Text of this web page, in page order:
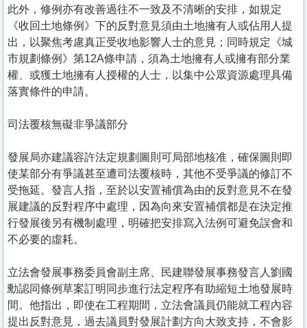
此外，修例亦有改善過往不一致及不清晰的安排，如規定
《收回土地條例》下的反對意見須由土地擁有人或佔用人提
出，以聚焦考慮真正受收地影響人士的意見；同時規定《城
市規劃條例》第12A條申請，須為土地擁有人或擁有部分業
權、或獲土地擁有人授權的人士，以集中公眾資源處理具備
落實條件的申請。
司法覆核無礙非爭議部分
發展局亦建議容許法定規劃圖則可局部地核准，確保圖則即
使某部分有爭議甚至遭司法覆核時，其他不受爭議的修訂不
受拖延。發言人指，至於以安置補償為由的反對意見不在發
展建議的反對程序中處理，因為向來安置補償都是在決定推
行發展後另有機制處理，明確把安排寫入法例可避免誤會和
不必要的虛耗。
立法會發展事務委員會副主席、民建聯發展事務發言人劉國
勳認同條例草案訂明同步進行法定程序有助縮短土地發展時
間。他指出，即使在工程期間，立法會議員仍能就工程內容
提出反對意見，過去議員對發展計劃方向大致支持，不會影